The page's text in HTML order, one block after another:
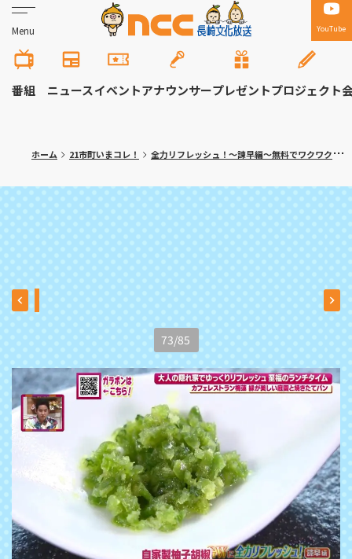
Menu YouTube
番組 ニュースイベントアナウンサープレゼントプロジェクト
ホーム 21市町いまコレ！ 全力リフレッシュ！～諫早編～無料でワクワク体験！大人の隠れ家カフェも
73/85